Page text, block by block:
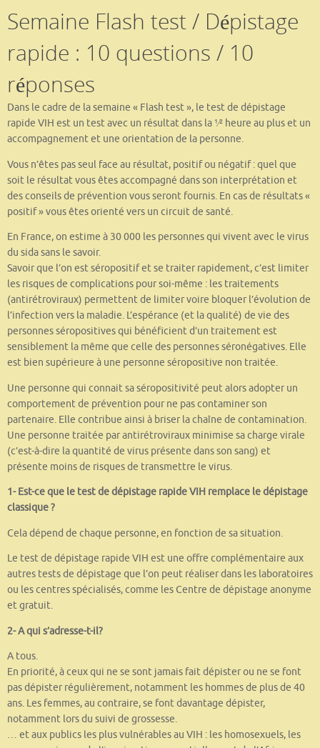
Semaine Flash test / Dépistage
rapide : 10 questions / 10
réponses
Dans le cadre de la semaine « Flash test », le test de dépistage
rapide VIH est un test avec un résultat dans la 1⁄2 heure au plus et un
accompagnement et une orientation de la personne.
Vous n’êtes pas seul face au résultat, positif ou négatif : quel que
soit le résultat vous êtes accompagné dans son interprétation et
des conseils de prévention vous seront fournis. En cas de résultats «
positif » vous êtes orienté vers un circuit de santé.
En France, on estime à 30 000 les personnes qui vivent avec le virus
du sida sans le savoir.
Savoir que l’on est séropositif et se traiter rapidement, c’est limiter
les risques de complications pour soi-même : les traitements
(antirétroviraux) permettent de limiter voire bloquer l’évolution de
l’infection vers la maladie. L’espérance (et la qualité) de vie des
personnes séropositives qui bénéficient d’un traitement est
sensiblement la même que celle des personnes séronégatives. Elle
est bien supérieure à une personne séropositive non traitée.
Une personne qui connait sa séropositivité peut alors adopter un
comportement de prévention pour ne pas contaminer son
partenaire. Elle contribue ainsi à briser la chaîne de contamination.
Une personne traitée par antirétroviraux minimise sa charge virale
(c’est-à-dire la quantité de virus présente dans son sang) et
présente moins de risques de transmettre le virus.
1- Est-ce que le test de dépistage rapide VIH remplace le dépistage
classique ?
Cela dépend de chaque personne, en fonction de sa situation.
Le test de dépistage rapide VIH est une offre complémentaire aux
autres tests de dépistage que l’on peut réaliser dans les laboratoires
ou les centres spécialisés, comme les Centre de dépistage anonyme
et gratuit.
2- A qui s’adresse-t-il?
A tous.
En priorité, à ceux qui ne se sont jamais fait dépister ou ne se font
pas dépister régulièrement, notamment les hommes de plus de 40
ans. Les femmes, au contraire, se font davantage dépister,
notamment lors du suivi de grossesse.
… et aux publics les plus vulnérables au VIH : les homosexuels, les